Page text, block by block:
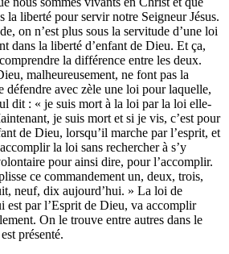
la liberté pour servir notre Seigneur Jésus.
on n’est plus sous la servitude d’une loi
dans la liberté d’enfant de Dieu. Et ça,
la différence entre les deux.
malheureusement, ne font pas la
défendre avec zèle une loi pour laquelle,
dit : « je suis mort à la loi par la loi elle-
je suis mort et si je vis, c’est pour
de Dieu, lorsqu’il marche par l’esprit, et
la loi sans rechercher à s’y
pour ainsi dire, pour l’accomplir.
ce commandement un, deux, trois,
neuf, dix aujourd’hui. » La loi de
est par l’Esprit de Dieu, va accomplir
On le trouve entre autres dans le
présenté.